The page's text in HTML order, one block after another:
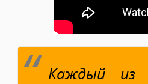
Каждый из